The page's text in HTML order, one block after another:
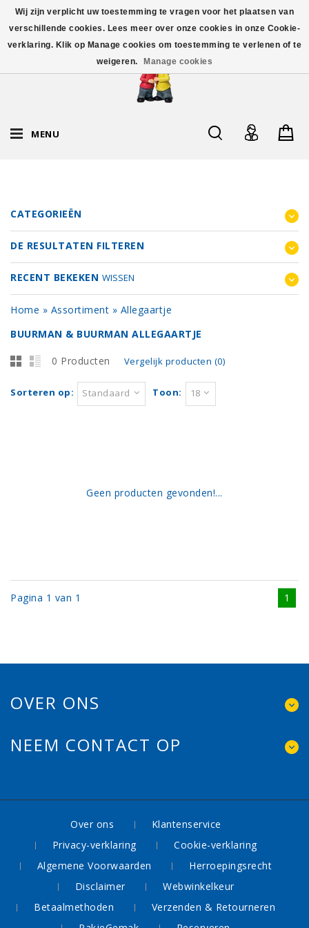
MENU
CATEGORIEËN
DE RESULTATEN FILTEREN
RECENT BEKEKEN WISSEN
Home » Assortiment » Allegaartje
BUURMAN & BUURMAN ALLEGAARTJE
0 Producten Vergelijk producten (0)
Sorteren op: Standaard Toon: 18
Geen producten gevonden!...
Pagina 1 van 1 1
OVER ONS
NEEM CONTACT OP
Over ons
Klantenservice
Privacy-verklaring
Cookie-verklaring
Algemene Voorwaarden
Herroepingsrecht
Disclaimer
Webwinkelkeur
Betaalmethoden
Verzenden & Retourneren
Wij zijn verplicht uw toestemming te vragen voor het plaatsen van
verschillende cookies. Lees meer over onze cookies in onze Cookie-
verklaring. Klik op Manage cookies om toestemming te verlenen of te
weigeren.
Manage cookies